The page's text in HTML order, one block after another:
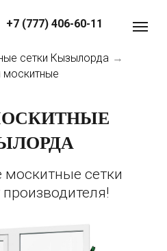
+7 (777) 406-60-11
сетки Кызылорда →
москитные
москитные сетки